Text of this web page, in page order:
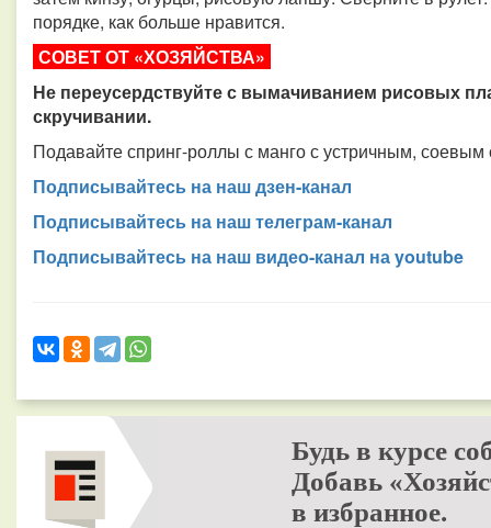
порядке, как больше нравится.
СОВЕТ ОТ «ХОЗЯЙСТВА»
Не переусердствуйте с вымачиванием рисовых
скручивании.
Подавайте спринг-роллы с манго с устричным, соевым
Подписывайтесь на наш дзен-канал
Подписывайтесь на наш телеграм-канал
Подписывайтесь на наш видео-канал на youtube
Будь в курсе
Добавь
в избранное.